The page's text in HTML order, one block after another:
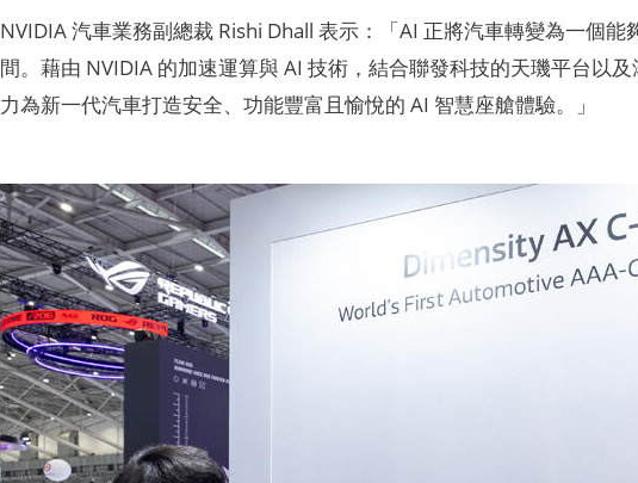
NVIDIA 汽車業務副總裁 Rishi Dhall 表示：「AI 正將汽車轉變為一個
間。藉由 NVIDIA 的加速運算與 AI 技術，結合聯發科技的天璣平台以
力為新一代汽車打造安全、功能豐富且愉悅的 AI 智慧座艙體驗。」